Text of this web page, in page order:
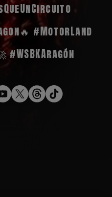
🔥 #MotorLand
#WSBKAragón